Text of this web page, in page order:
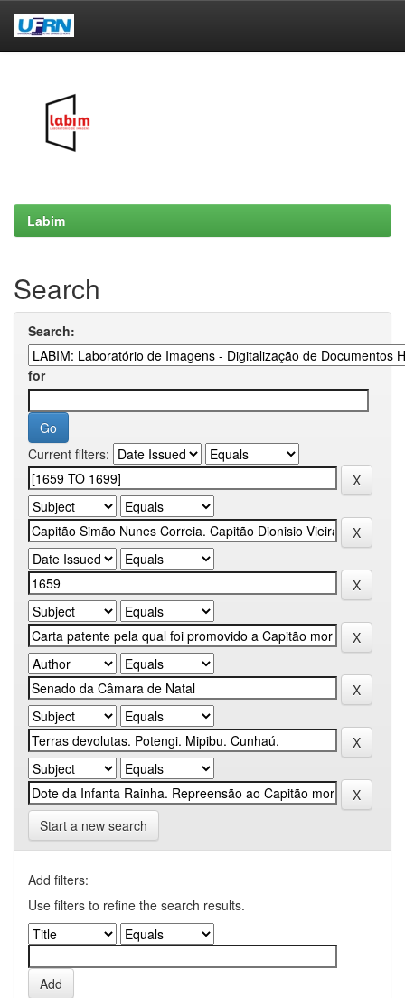
Labim
Search
Search:
for
Current filters:
Start a new search
Add filters:
Use filters to refine the search results.